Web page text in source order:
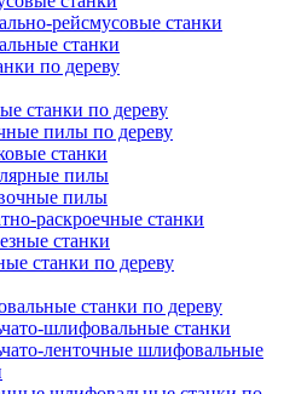
рейсмусовые станки
станки
по дереву
станки по дереву
пилы по дереву
станки
пилы
пилы
раскроечные станки
станки
станки по дереву
станки по дереву
шлифовальные станки
ленточные шлифовальные